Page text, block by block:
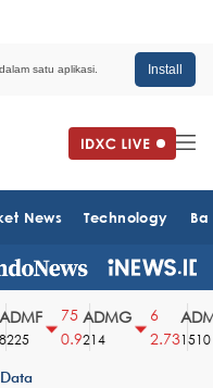
satu aplikasi. Install
News Technology
75
0.9
ADMG
214
2.73
ADMR
1510